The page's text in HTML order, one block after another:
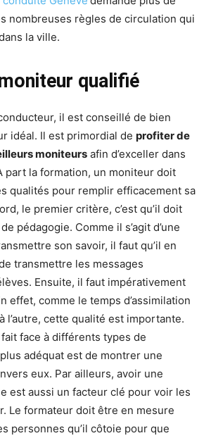
nombreuses règles de circulation qui
la ville.
qualifié
il est conseillé de bien
idéal. Il est primordial de profiter de
moniteurs afin d’exceller dans
part la formation, un moniteur doit
qualités pour remplir efficacement sa
le premier critère, c’est qu’il doit
pédagogie. Comme il s’agit d’une
son savoir, il faut qu’il en
transmettre les messages
Ensuite, il faut impérativement
effet, comme le temps d’assimilation
l’autre, cette qualité est importante.
face à différents types de
adéquat est de montrer une
eux. Par ailleurs, avoir une
est aussi un facteur clé pour voir les
Le formateur doit être en mesure
personnes qu’il côtoie pour que